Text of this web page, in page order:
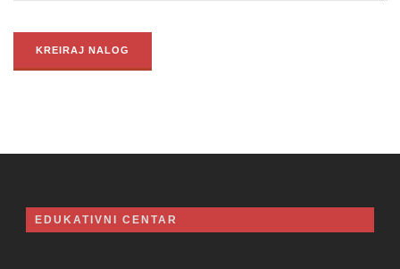
EDUKATIVNI CENTAR